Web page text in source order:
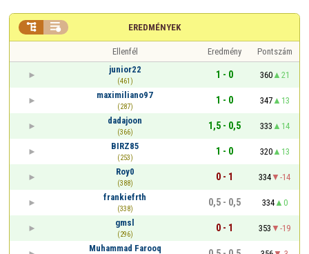
EREDMÉNYEK
 
Ellenfél Eredmény
Pontszám
junior22
(461)
1 - 0 360
21
maximiliano97
(287)
1 - 0 347
13
dadajoon
(366)
1,5 - 0,5 333
14
BIRZ85
(253)
1 - 0 320
13
Roy0
(388)
0 - 1 334
-14
frankiefrth
(338)
0,5 - 0,5 334
0
gmsl
(296)
0 - 1 353
-19
Muhammad Farooq